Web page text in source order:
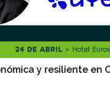
y resiliente en